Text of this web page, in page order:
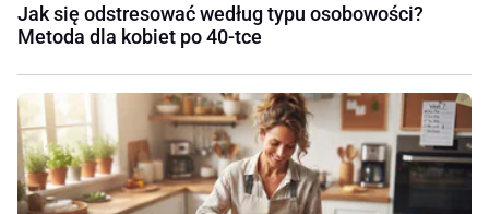
Jak się odstresować według typu osobowości?
Metoda dla kobiet po 40-tce